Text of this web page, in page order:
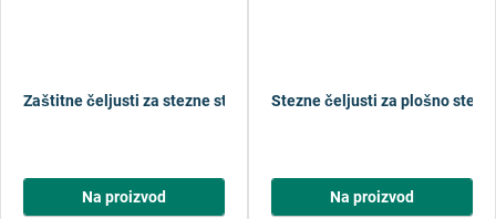
Zaštitne čeljusti za stezne stolove
Na proizvod
Stezne čeljusti za plošno
Na proizvod